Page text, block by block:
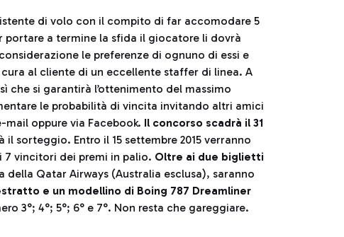
di volo con il compito di far accomodare 5
portare a termine la sfida il giocatore li dovrà
le preferenze di ognuno di essi e
al cliente di un eccellente staffer di linea. A
che si garantirà l’ottenimento del massimo
le probabilità di vincita invitando altri amici
oppure via Facebook. Il concorso scadrà il 31
sorteggio. Entro il 15 settembre 2015 verranno
vincitori dei premi in palio. Oltre ai due biglietti
della Qatar Airways (Australia esclusa), saranno
e un modellino di Boing 787 Dreamliner
3°; 4°; 5°; 6° e 7°. Non resta che gareggiare.